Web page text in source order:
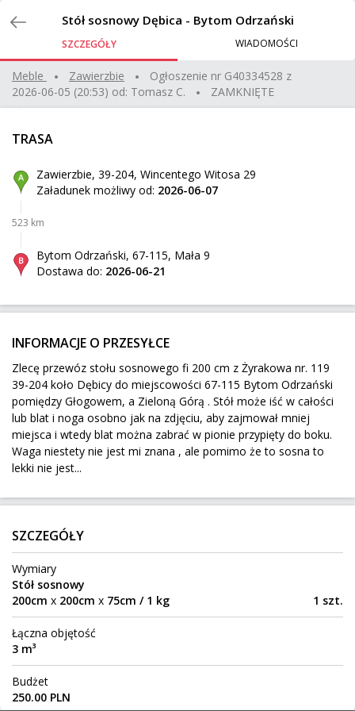
Zlecenia
Stół sosnowy Dębica - Bytom Odrzański
SZCZEGÓŁY WIADOMOŚCI
Meble zawierzbie Ogłoszenie nr G40334528 z
2026-06-05 (20:53) od: Tomasz C. ZAMKNIĘTE
TRASA
Zawierzbie, 39-204, Wincentego Witosa 29
Załadunek możliwy od: 2026-06-07
523 km
Bytom Odrzański, 67-115, Mała 9
Dostawa do: 2026-06-21
INFORMACJE O PRZESYŁCE
Zlecę przewóz stołu sosnowego fi 200 cm z Żyrakowa nr. 119
39-204 koło Dębicy do miejscowości 67-115 Bytom Odrzański
pomiędzy Głogowem, a Zieloną Górą . Stół może iść w całości
lub blat i noga osobno jak na zdjęciu, aby zajmował mniej
miejsca i wtedy blat można zabrać w pionie przypięty do boku.
Waga niestety nie jest mi znana , ale pomimo że to sosna to
lekki nie jest...
SZCZEGÓŁY
Wymiary
Stół sosnowy
200cm x 200cm x 75cm / 1 kg 1 szt.
Łączna objętość
3 m³
Budżet
250.00 PLN
meble kuchenne
Biały Dunajec
paleta z maszyną - Wrocław-Tallin (Estonia)
1347 km 350 kg 2,35 m³
Do: Tallin
Z: Kamienna Góra
295 km 250 kg 1,08 m³ 250 zł
Do: Świerczyniec
Opony rolnicze 2 sztuki
224 km 240 kg 2,18 m³ 200 zł
Przeprowadzka UK - Polska
Z: Dartford
kosz na śmieci